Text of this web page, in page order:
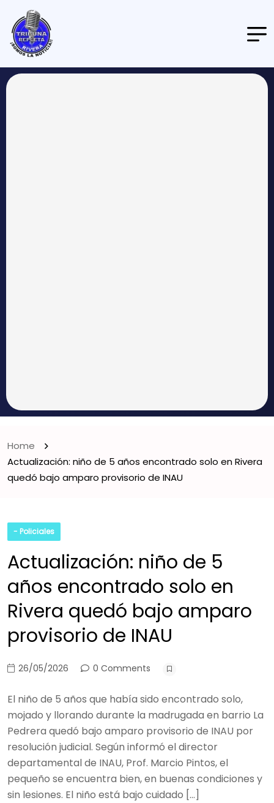
Home
Actualización: niño de 5 años encontrado solo en Rivera
quedó bajo amparo provisorio de INAU
- Policiales
Actualización: niño de 5
años encontrado solo en
Rivera quedó bajo amparo
provisorio de INAU
26/05/2026 0 Comments
El niño de 5 años que había sido encontrado solo,
mojado y llorando durante la madrugada en barrio La
Pedrera quedó bajo amparo provisorio de INAU por
resolución judicial. Según informó el director
departamental de INAU, Prof. Marcio Pintos, el
pequeño se encuentra bien, en buenas condiciones y
sin lesiones. El niño está bajo cuidado […]